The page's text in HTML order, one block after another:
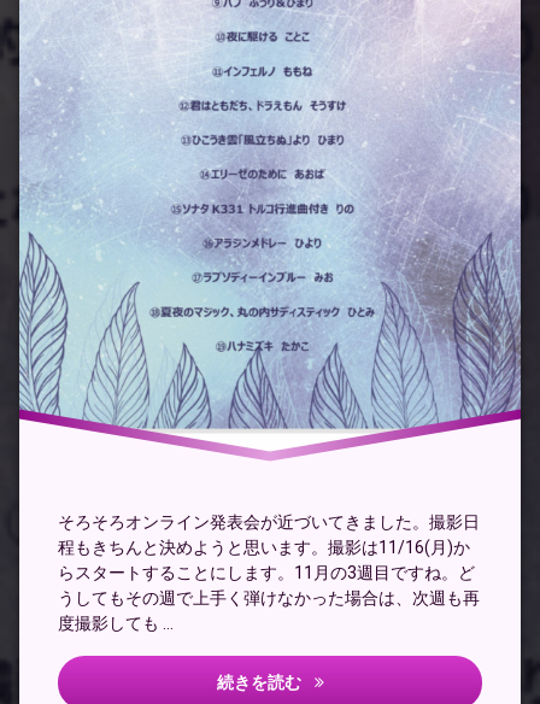
そろそろオンライン発表会が近づいてきました。撮影日
程もきちんと決めようと思います。撮影は11/16(月)か
らスタートすることにします。11月の3週目ですね。ど
うしてもその週で上手く弾けなかった場合は、次週も再
度撮影しても …
続きを読む オンライン発表会の撮影日